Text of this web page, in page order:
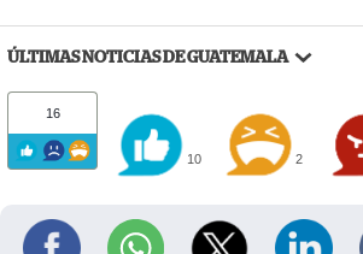
ÚLTIMAS NOTICIAS DE GUATEMALA
16
10 2